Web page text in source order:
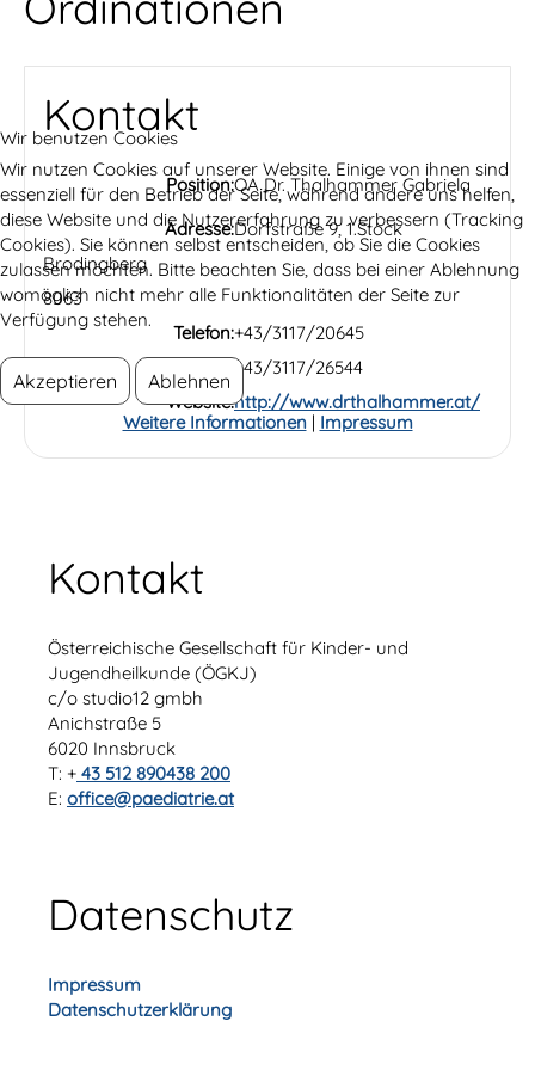
Kontakt
Position:OA Dr. Thalhammer Gabriela
Adresse:Dorfstraße 9, 1.Stock
Brodingberg
8063
Telefon:+43/3117/20645
+43/3117/26544
Website:http://www.drthalhammer.at/
Kontakt
Österreichische Gesellschaft für Kinder- und
Jugendheilkunde (ÖGKJ)
c/o studio12 gmbh
Anichstraße 5
6020 Innsbruck
T: + 43 512 890438 200
E: office@paediatrie.at
Datenschutz
Impressum
Datenschutzerklärung
Wir benutzen Cookies
Wir nutzen Cookies auf unserer Website. Einige von ihnen sind
essenziell für den Betrieb der Seite, während andere uns helfen,
diese Website und die Nutzererfahrung zu verbessern (Tracking
Cookies). Sie können selbst entscheiden, ob Sie die Cookies
zulassen möchten. Bitte beachten Sie, dass bei einer Ablehnung
womöglich nicht mehr alle Funktionalitäten der Seite zur
Verfügung stehen.
Akzeptieren Ablehnen
Weitere Informationen| Impressum